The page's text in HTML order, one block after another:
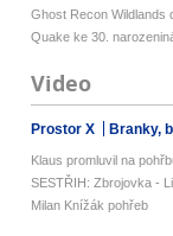
Ghost Recon Wildlands
Quake ke 30.
Video
Prostor X Branky,
Klaus promluvil na
SESTŘIH: Zbrojovka -
Milan Knížák pohřeb